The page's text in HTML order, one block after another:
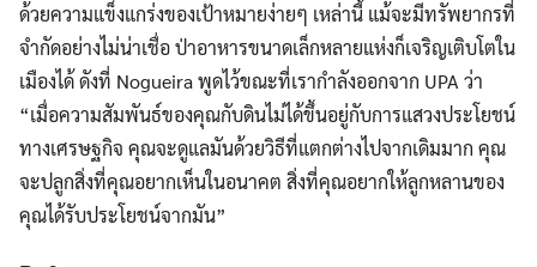
ด้วยความแข็งแกร่งของเป้าหมายง่ายๆ เหล่านี้ แม้จะมีทรัพยากรที่
จำกัดอย่างไม่น่าเชื่อ ป่าอาหารขนาดเล็กหลายแห่งก็เจริญเติบโตใน
เมืองได้ ดังที่ Nogueira พูดไว้ขณะที่เรากำลังออกจาก UPA ว่า
“เมื่อความสัมพันธ์ของคุณกับดินไม่ได้ขึ้นอยู่กับการแสวงประโยชน์
ทางเศรษฐกิจ คุณจะดูแลมันด้วยวิธีที่แตกต่างไปจากเดิมมาก คุณ
จะปลูกสิ่งที่คุณอยากเห็นในอนาคต สิ่งที่คุณอยากให้ลูกหลานของ
คุณได้รับประโยชน์จากมัน”